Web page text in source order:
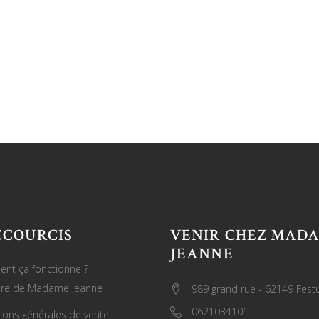
ça fonctionne ?
de Madame Jeanne
générales de vente
VENIR CHEZ
JEANNE
989 grand rue - 62149
0621034101